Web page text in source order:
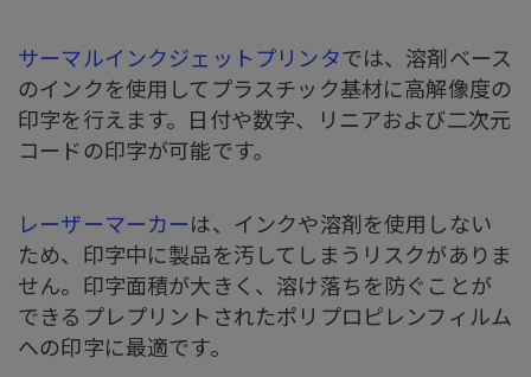
サーマルインクジェットプリンタでは、溶剤ベース
のインクを使用してプラスチック基材に高解像度の
印字を行えます。日付や数字、リニアおよび二次元
コードの印字が可能です。
レーザーマーカーは、インクや溶剤を使用しない
ため、印字中に製品を汚してしまうリスクがありま
せん。印字面積が大きく、溶け落ちを防ぐことが
できるプレプリントされたポリプロピレンフィルム
への印字に最適です。